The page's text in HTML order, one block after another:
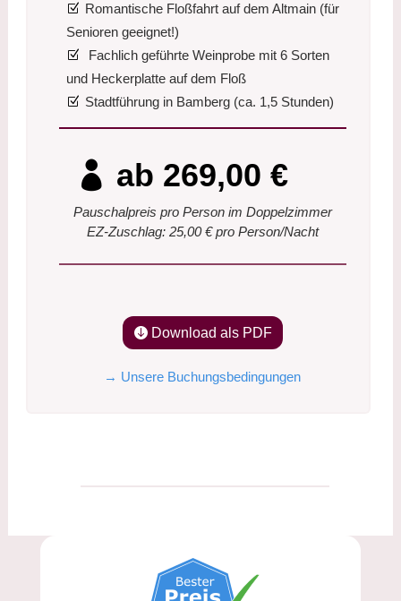
Romantische Floßfahrt auf dem Altmain (für
Senioren geeignet!)
Fachlich geführte Weinprobe mit 6 Sorten
und Heckerplatte auf dem Floß
Stadtführung in Bamberg (ca. 1,5 Stunden)
ab 269,00 €
Pauschalpreis pro Person im Doppelzimmer
EZ-Zuschlag: 25,00 € pro Person/Nacht
Download als PDF
→ Unsere Buchungsbedingungen